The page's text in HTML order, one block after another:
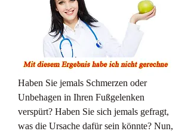
Haben Sie jemals Schmerzen oder
Unbehagen in Ihren Fußgelenken
verspürt? Haben Sie sich jemals gefragt,
was die Ursache dafür sein könnte? Nun,